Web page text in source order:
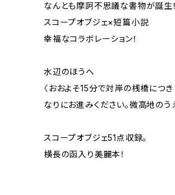
なんとも摩訶不思議な書物が誕生！
スコープオブジェ×短篇小説
幸福なコラボレーション！
水辺のほうへ――
〈おおよそ15分で対岸の桟橋につき
なりにお進みください。微高地の
スコープオブジェ51点収録。
横長の函入り美麗本！